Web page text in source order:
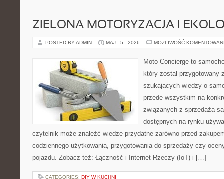
ZIELONA MOTORYZACJA I
POSTED BY ADMIN MAJ - 5 - 2026 MOŻLIWOŚĆ
Moto Concierge to
który został przygotowany
szukających wiedzy o
przede wszystkim na
związanych z sprzedażą
dostępnych na rynku
czytelnik może znaleźć wiedzę przydatne zarówno przed
codziennego użytkowania, przygotowania do sprzedaży czy
pojazdu. Zobacz też: Łączność i Internet Rzeczy (IoT) i […]
CATEGORIES: DIY W KUCHNI